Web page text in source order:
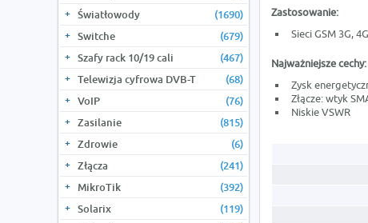
Światłowody
(1690)
Switche
(679)
Szafy rack 10/19 cali
(467)
Telewizja cyfrowa DVB-T
(68)
VoIP
(76)
Zasilanie
(815)
Zdrowie
(6)
Złącza
(241)
MikroTik
(392)
Solarix
(119)
Zastosowanie:
Sieci GSM 3G,
Najważniejsze cechy:
Zysk
Złącze: wtyk
Niskie VSWR